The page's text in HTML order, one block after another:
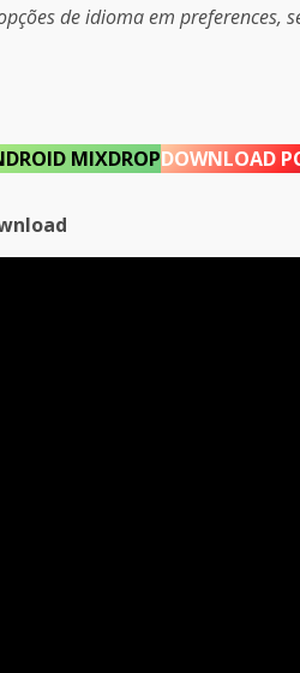
de idioma em preferences,
MIXDROPDOWNLOAD